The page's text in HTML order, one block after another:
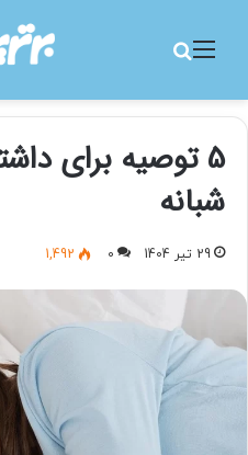
منو
5 توصیه برای
شبانه
29 تیر 1404 0
1,492